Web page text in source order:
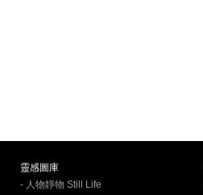
靈感圖庫
- 人物靜物 Still Life